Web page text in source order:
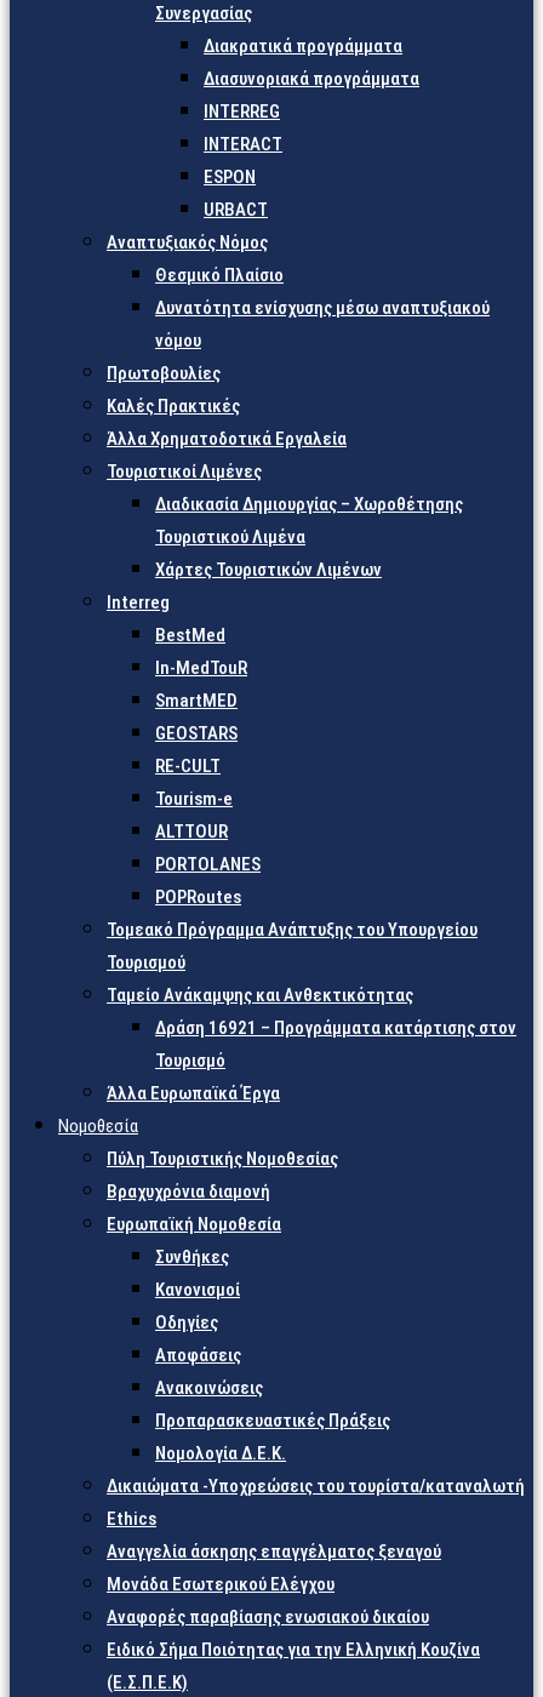
Συνεργασίας
Διακρατικά προγράμματα
Διασυνοριακά προγράμματα
INTERREG
INTERACT
ESPON
URBACT
Αναπτυξιακός Νόμος
Θεσμικό Πλαίσιο
Δυνατότητα ενίσχυσης μέσω αναπτυξιακού
νόμου
Πρωτοβουλίες
Καλές Πρακτικές
Άλλα Χρηματοδοτικά Εργαλεία
Τουριστικοί Λιμένες
Διαδικασία Δημιουργίας – Χωροθέτησης
Τουριστικού Λιμένα
Χάρτες Τουριστικών Λιμένων
Interreg
BestMed
In-MedTouR
SmartMED
GEOSTARS
RE-CULT
Tourism-e
ALTTOUR
PORTOLANES
POPRoutes
Τομεακό Πρόγραμμα Ανάπτυξης του Υπουργείου
Τουρισμού
Ταμείο Ανάκαμψης και Ανθεκτικότητας
Δράση 16921 – Προγράμματα κατάρτισης στον
Τουρισμό
Άλλα Ευρωπαϊκά Έργα
Νομοθεσία
Πύλη Τουριστικής Νομοθεσίας
Βραχυχρόνια διαμονή
Ευρωπαϊκή Νομοθεσία
Συνθήκες
Κανονισμοί
Οδηγίες
Αποφάσεις
Ανακοινώσεις
Προπαρασκευαστικές Πράξεις
Νομολογία Δ.Ε.Κ.
Δικαιώματα -Υποχρεώσεις του τουρίστα/καταναλωτή
Ethics
Αναγγελία άσκησης επαγγέλματος ξεναγού
Μονάδα Εσωτερικού Ελέγχου
Αναφορές παραβίασης ενωσιακού δικαίου
Ειδικό Σήμα Ποιότητας για την Ελληνική Κουζίνα
(Ε.Σ.Π.Ε.Κ)